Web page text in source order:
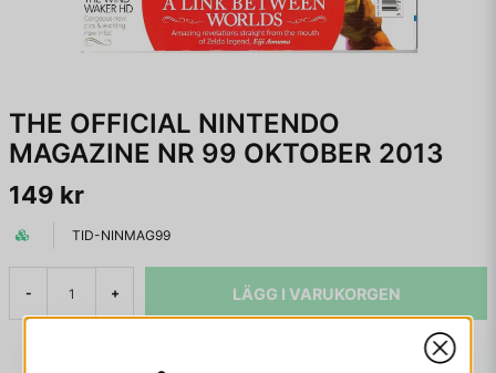
THE OFFICIAL NINTENDO
MAGAZINE NR 99 OKTOBER 2013
149 kr
TID-NINMAG99
- + LÄGG I VARUKORGEN